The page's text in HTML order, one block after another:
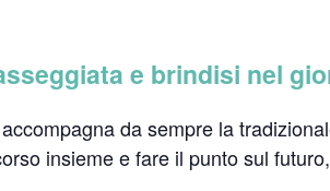
e brindisi nel
da sempre la
insieme e fare il punto sul